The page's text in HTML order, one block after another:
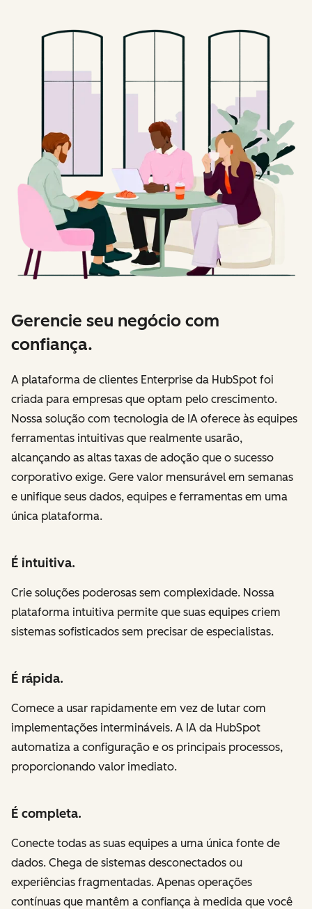
Gerencie seu negócio com
confiança.
A plataforma de clientes Enterprise da HubSpot foi
criada para empresas que optam pelo crescimento.
Nossa solução com tecnologia de IA oferece às equipes
ferramentas intuitivas que realmente usarão,
alcançando as altas taxas de adoção que o sucesso
corporativo exige. Gere valor mensurável em semanas
e unifique seus dados, equipes e ferramentas em uma
única plataforma.
É intuitiva.
Crie soluções poderosas sem complexidade. Nossa
plataforma intuitiva permite que suas equipes criem
sistemas sofisticados sem precisar de especialistas.
É rápida.
Comece a usar rapidamente em vez de lutar com
implementações intermináveis. A IA da HubSpot
automatiza a configuração e os principais processos,
proporcionando valor imediato.
É completa.
Conecte todas as suas equipes a uma única fonte de
dados. Chega de sistemas desconectados ou
experiências fragmentadas. Apenas operações
contínuas que mantêm a confiança à medida que você